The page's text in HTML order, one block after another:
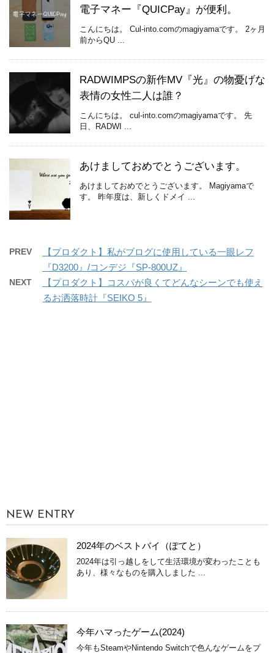
電子マネー『QUICPay』が便利。
こんにちは。 Cul-into.comのmagiyamaです。 2ヶ月
前からQU ...
RADWIMPSの新作MV『光』の物憂げな
表情の女性二人は誰？
こんにちは。 cul-into.comのmagiyamaです。 先
日、RADWI ...
あけましておめでとうございます。
あけましておめでとうございます。 Magiyamaで
す。 昨年度は、新しくドメイ ...
PREV
【プロダクト】私がブログに使用している一眼レフ
『D3200』/コンデジ『SP-800UZ』
NEXT
【プロダクト】コスパが良くてどんなシーンでも使え
るお洒落時計『SEIKO 5』
NEW ENTRY
2024年のベストバイ（ぽてと）
2024年は引っ越しをして生活環境が変わったことも
あり、様々なものを購入しました ...
今年ハマったゲーム(2024)
今年もSteamやNintendo Switchで色んなゲームをプ